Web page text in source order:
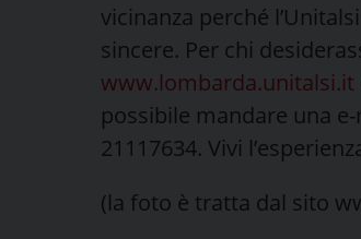
vicinanza perché
sincere. Per chi
www.lombarda.unitalsi.it
possibile mandare una
21117634. Vivi
(la foto è tratta dal sito